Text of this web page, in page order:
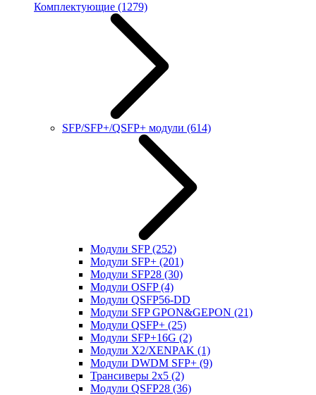
Комплектующие (1279)
SFP/SFP+/QSFP+ модули (614)
Модули SFP(252)
Модули SFP+ (201)
Модули SFP28 (30)
Модули OSFP(4)
Модули QSFP56-DD
Модули SFP GPON&GEPON (21)
Модули QSFP+ (25)
Модули SFP+16G (2)
Модули X2/XENPAK (1)
Модули DWDM SFP+ (9)
Трансиверы 2x5 (2)
Модули QSFP28 (36)